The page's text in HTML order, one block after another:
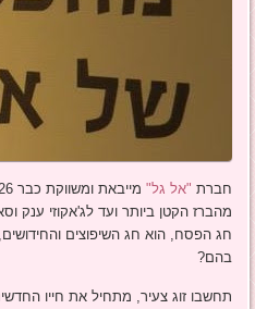
חברת "אל גל"
מהברז הקטן ביותר ועד לג'אקוזי ענק
חג הפסח, הוא חג השיפוצים
בהם?
תחשבו זוג צעיר, מתחיל את חייו